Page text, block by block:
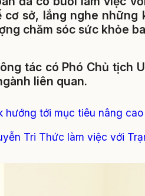
sở, lắng nghe những
chăm sóc sức khỏe
tác có Phó Chủ tịch
liên quan.
hướng tới mục tiêu nâng
Tri Thức làm việc với